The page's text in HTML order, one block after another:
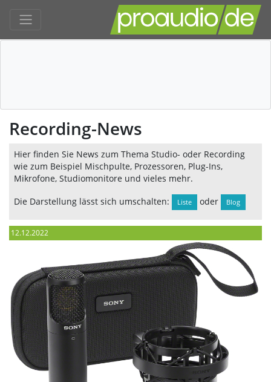
Recording-News
Hier finden Sie News zum Thema Studio- oder Recording
wie zum Beispiel Mischpulte, Prozessoren, Plug-Ins,
Mikrofone, Studiomonitore und vieles mehr.
Die Darstellung lässt sich umschalten:
Liste oder Blog
12.12.2022